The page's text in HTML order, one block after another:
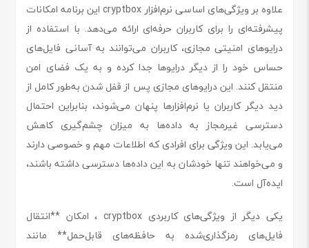
علاوه بر ویژگی‌های اساسی نرم‌افزار cryptbox این برنامه امکانات
پیشرفته‌ای را برای کاربران حرفه‌ای ارائه می‌دهد. با استفاده از
درایوهای امنیتی مجازی، کاربران می‌توانند به آسانی فایل‌های
حساس خود را از دیگر درایوها جدا کرده و به یک فضای امن
منتقل کنند. این درایوهای مجازی پس از قفل شدن به‌طور کامل از
دید دیگر کاربران یا نرم‌افزارها پنهان می‌شوند، بنابراین احتمال
دسترسی غیرمجاز به داده‌ها به میزان چشم‌گیری کاهش
می‌یابد. این ویژگی برای افرادی که اطلاعات مهم و خصوصی دارند
و می‌خواهند تنها خودشان به این داده‌ها دسترسی داشته باشند،
ایده‌آل است.
یکی دیگر از ویژگی‌های کاربردی cryptbox ، امکان **انتقال
فایل‌های رمزگذاری‌شده به حافظه‌های قابل‌حمل** مانند